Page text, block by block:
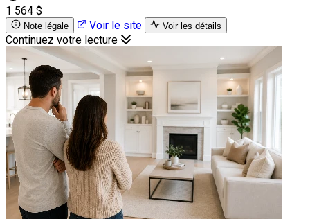
1 564 $
Note légale Voir le site Voir les détails
Continuez votre lecture